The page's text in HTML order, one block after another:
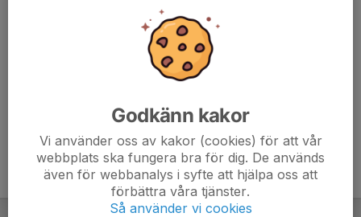
Godkänn kakor
Vi använder oss av kakor (cookies) för att vår
webbplats ska fungera bra för dig. De används
även för webbanalys i syfte att hjälpa oss att
förbättra våra tjänster.
Så använder vi cookies